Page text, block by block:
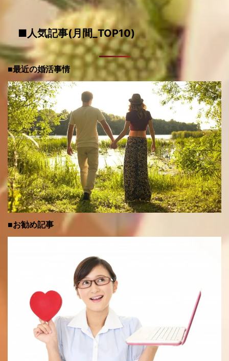
■人気記事(月間_TOP10)
■最近の婚活事情
■お勧め記事